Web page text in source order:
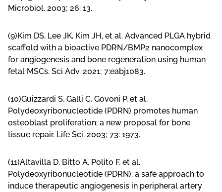
Microbiol. 2003; 26: 13.
(9)Kim DS, Lee JK, Kim JH, et al. Advanced PLGA hybrid
scaffold with a bioactive PDRN/BMP2 nanocomplex
for angiogenesis and bone regeneration using human
fetal MSCs. Sci Adv. 2021; 7:eabj1083.
(10)Guizzardi S, Galli C, Govoni P, et al.
Polydeoxyribonucleotide (PDRN) promotes human
osteoblast proliferation: a new proposal for bone
tissue repair. Life Sci. 2003; 73: 1973.
(11)Altavilla D, Bitto A, Polito F, et al.
Polydeoxyribonucleotide (PDRN): a safe approach to
induce therapeutic angiogenesis in peripheral artery